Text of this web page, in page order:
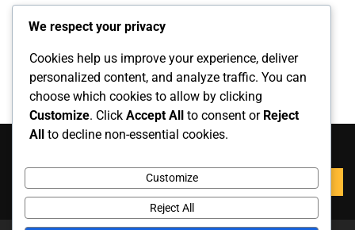
March 2026
February 2026
Cerca
for:
We respect your privacy
Cookies help us improve your experience, deliver
personalized content, and analyze traffic. You can
choose which cookies to allow by clicking
Customize. Click Accept All to consent or Reject
All to decline non-essential cookies.
Customize
Reject All